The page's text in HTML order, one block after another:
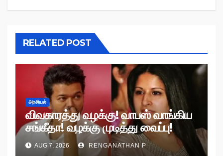
RELATED POST
அரசியல்
விவகாரத்து வழக்கு! வாபஸ் வாங்கிய
சங்கீதா! வழக்கு முடித்து வைப்பு!
AUG 7, 2026 RENGANATHAN P